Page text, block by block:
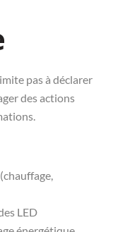
pas à déclarer
des actions
LED